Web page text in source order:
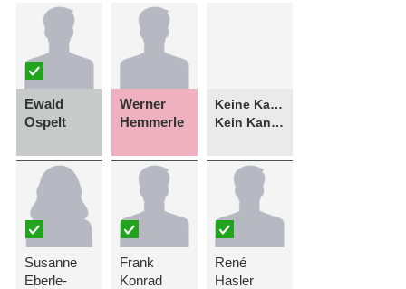
Ewald
Ospelt
Susanne
Eberle-
Werner
Hemmerle
Frank
Konrad
Keine Kandidatin
Kein Kandidat
René
Hasler